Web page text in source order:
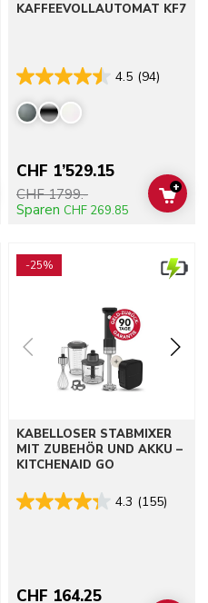
TO CART
KAFFEEVOLLAUTOMAT KF7
4.5 (94)
CHF 1’529.15
CHF 1799.-
Sparen CHF 269.85
ADD
+
-25%
KABELLOSER STABMIXER
MIT ZUBEHÖR UND AKKU –
KITCHENAID GO
4.3 (155)
CHF 164.25